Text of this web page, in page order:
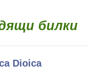
билки
Dioica